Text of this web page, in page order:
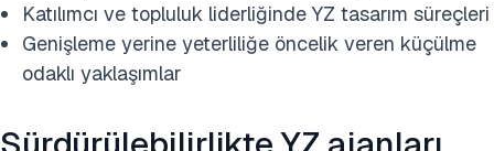
Katılımcı ve topluluk liderliğinde YZ tasarım süreçleri
Genişleme yerine yeterliliğe öncelik veren küçülme
odaklı yaklaşımlar